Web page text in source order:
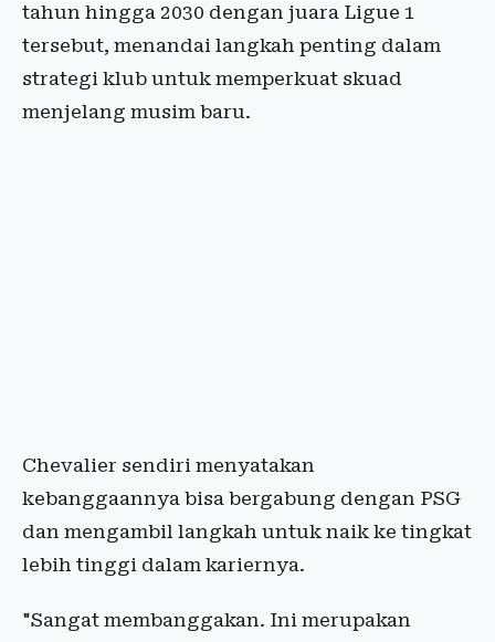
tahun hingga 2030 dengan juara Ligue 1
tersebut, menandai langkah penting dalam
strategi klub untuk memperkuat skuad
menjelang musim baru.
Chevalier sendiri menyatakan
kebanggaannya bisa bergabung dengan PSG
dan mengambil langkah untuk naik ke tingkat
lebih tinggi dalam kariernya.
"Sangat membanggakan. Ini merupakan